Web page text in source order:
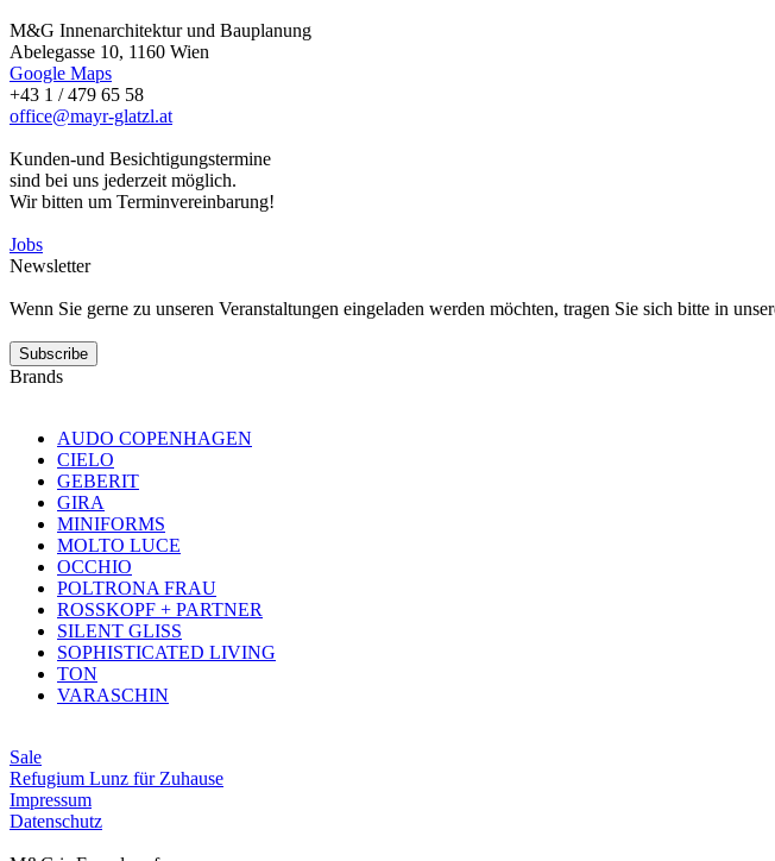
M&G Innenarchitektur und Bauplanung
Abelegasse 10, 1160 Wien
Google Maps
+43 1 / 479 65 58
office@mayr-glatzl.at
Kunden-und Besichtigungstermine
sind bei uns jederzeit möglich.
Wir bitten um Terminvereinbarung!
Jobs
Newsletter
Wenn Sie gerne zu unseren Veranstaltungen eingeladen werden möchten, tragen Sie sich bitte in
Subscribe
Brands
AUDO COPENHAGEN
CIELO
GEBERIT
GIRA
MINIFORMS
MOLTO LUCE
OCCHIO
POLTRONA FRAU
ROSSKOPF + PARTNER
SILENT GLISS
SOPHISTICATED LIVING
TON
VARASCHIN
Sale
Refugium Lunz für Zuhause
Impressum
Datenschutz